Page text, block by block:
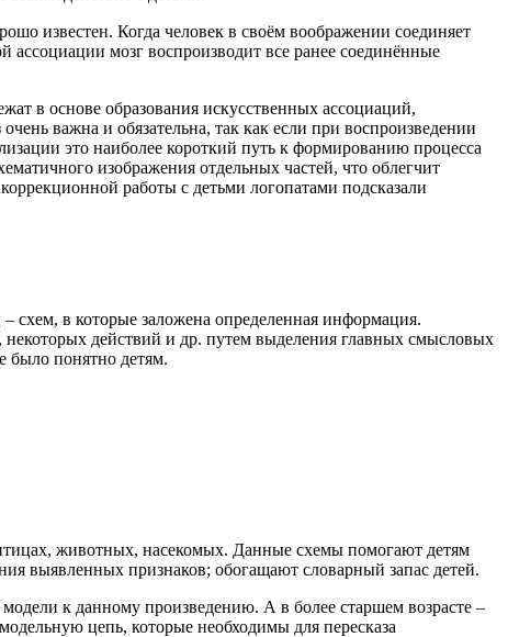
известен. Когда человек в своём воображении соединяет
ассоциации мозг воспроизводит все ранее соединённые
в основе образования искусственных ассоциаций,
важна и обязательна, так как если при воспроизведении
это наиболее короткий путь к формированию процесса
изображения отдельных частей, что облегчит
работы с детьми логопатами подсказали
– схем, в которые заложена определенная информация.
действий и др. путем выделения главных смысловых
было понятно детям.
животных, насекомых. Данные схемы помогают детям
выявленных признаков; обогащают словарный запас детей.
к данному произведению. А в более старшем возрасте –
цепь, которые необходимы для пересказа